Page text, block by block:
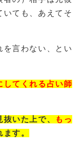
いても、あえてそ
を言わない、とい
してくれる占い師
いた上で、
もっ
す。